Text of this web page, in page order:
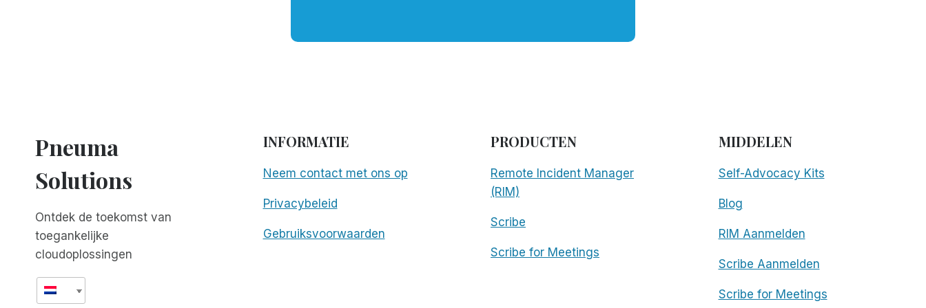
Pneuma
Solutions
Ontdek de toekomst van
toegankelijke
cloudoplossingen
INFORMATIE
Neem contact met ons op
Privacybeleid
Gebruiksvoorwaarden
PRODUCTEN
Remote Incident Manager
(RIM)
Scribe
Scribe for Meetings
MIDDELEN
Self-Advocacy Kits
Blog
RIM Aanmelden
Scribe Aanmelden
Scribe for Meetings